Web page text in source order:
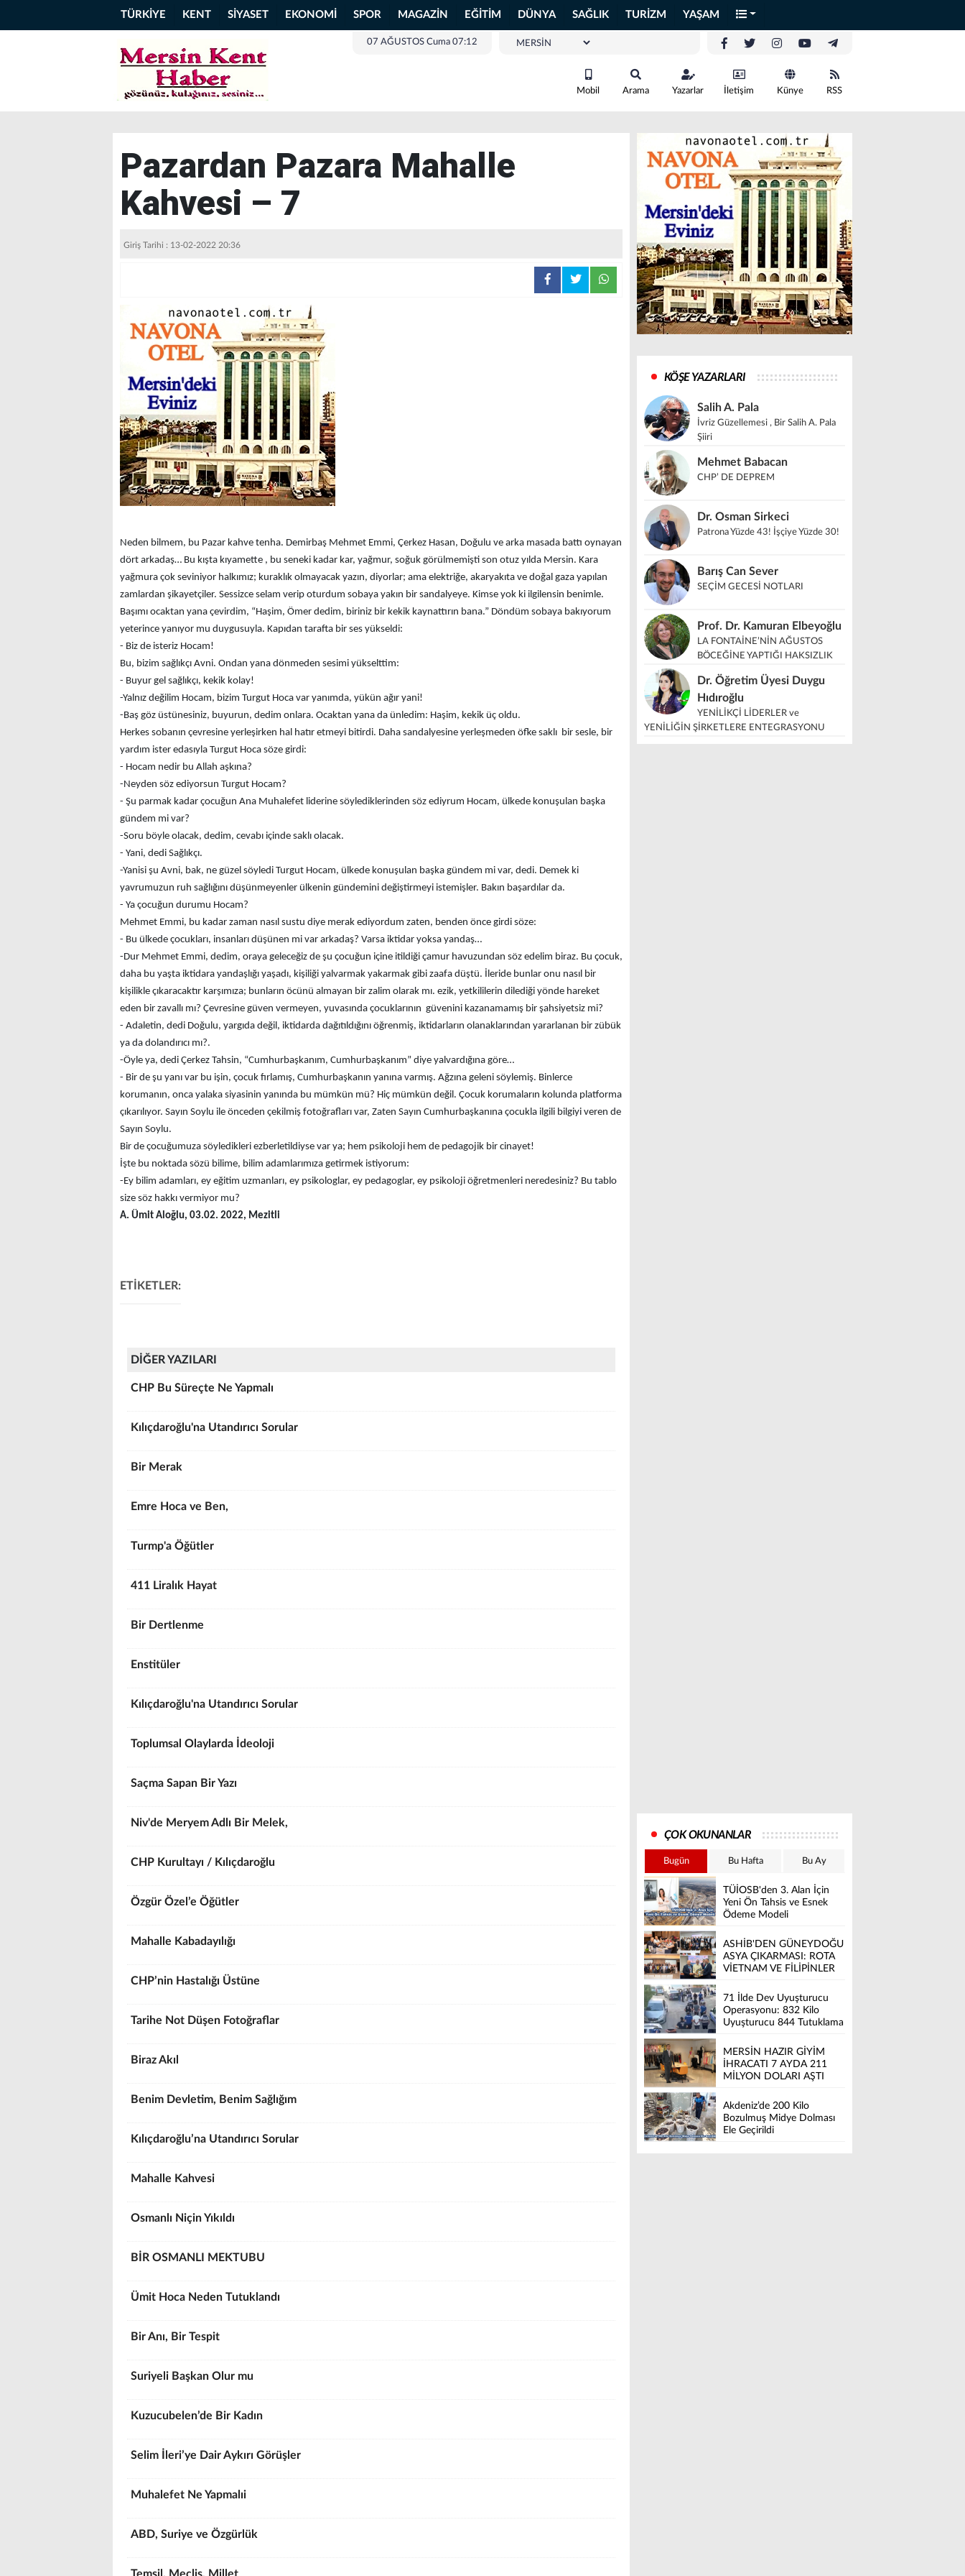
TÜRKİYE KENT SİYASET EKONOMİ SPOR MAGAZİN EĞİTİM DÜNYA SAĞLIK TURİZM YAŞAM
07 AĞUSTOS Cuma 07:12
Mobil Arama Yazarlar İletişim Künye RSS
Pazardan Pazara Mahalle
Kahvesi – 7
Giriş Tarihi : 13-02-2022 20:36
Neden bilmem, bu Pazar kahve tenha. Demirbaş Mehmet Emmi, Çerkez Hasan, Doğulu ve arka masada battı oynayan
dört arkadaş… Bu kışta kıyamette , bu seneki kadar kar, yağmur, soğuk görülmemişti son otuz yılda Mersin. Kara
yağmura çok seviniyor halkımız; kuraklık olmayacak yazın, diyorlar; ama elektriğe, akaryakıta ve doğal gaza yapılan
zamlardan şikayetçiler. Sessizce selam verip oturdum sobaya yakın bir sandalyeye. Kimse yok ki ilgilensin benimle.
Başımı ocaktan yana çevirdim, “Haşim, Ömer dedim, biriniz bir kekik kaynattırın bana.” Döndüm sobaya bakıyorum
yeterince yanıyor mu duygusuyla. Kapıdan tarafta bir ses yükseldi:
- Biz de isteriz Hocam!
Bu, bizim sağlıkçı Avni. Ondan yana dönmeden sesimi yükselttim:
- Buyur gel sağlıkçı, kekik kolay!
-Yalnız değilim Hocam, bizim Turgut Hoca var yanımda, yükün ağır yani!
-Baş göz üstünesiniz, buyurun, dedim onlara. Ocaktan yana da ünledim: Haşim, kekik üç oldu.
Herkes sobanın çevresine yerleşirken hal hatır etmeyi bitirdi. Daha sandalyesine yerleşmeden öfke saklı bir sesle, bir
yardım ister edasıyla Turgut Hoca söze girdi:
- Hocam nedir bu Allah aşkına?
-Neyden söz ediyorsun Turgut Hocam?
- Şu parmak kadar çocuğun Ana Muhalefet liderine söylediklerinden söz ediyrum Hocam, ülkede konuşulan başka
gündem mi var?
-Soru böyle olacak, dedim, cevabı içinde saklı olacak.
- Yani, dedi Sağlıkçı.
-Yanisi şu Avni, bak, ne güzel söyledi Turgut Hocam, ülkede konuşulan başka gündem mi var, dedi. Demek ki
yavrumuzun ruh sağlığını düşünmeyenler ülkenin gündemini değiştirmeyi istemişler. Bakın başardılar da.
- Ya çocuğun durumu Hocam?
Mehmet Emmi, bu kadar zaman nasıl sustu diye merak ediyordum zaten, benden önce girdi söze:
- Bu ülkede çocukları, insanları düşünen mi var arkadaş? Varsa iktidar yoksa yandaş…
-Dur Mehmet Emmi, dedim, oraya geleceğiz de şu çocuğun içine itildiği çamur havuzundan söz edelim biraz. Bu çocuk,
daha bu yaşta iktidara yandaşlığı yaşadı, kişiliği yalvarmak yakarmak gibi zaafa düştü. İleride bunlar onu nasıl bir
kişilikle çıkaracaktır karşımıza; bunların öcünü almayan bir zalim olarak mı. ezik, yetkililerin dilediği yönde hareket
eden bir zavallı mı? Çevresine güven vermeyen, yuvasında çocuklarının güvenini kazanamamış bir şahsiyetsiz mi?
- Adaletin, dedi Doğulu, yargıda değil, iktidarda dağıtıldığını öğrenmiş, iktidarların olanaklarından yararlanan bir zübük
ya da dolandırıcı mı?.
-Öyle ya, dedi Çerkez Tahsin, “Cumhurbaşkanım, Cumhurbaşkanım” diye yalvardığına göre…
- Bir de şu yanı var bu işin, çocuk fırlamış, Cumhurbaşkanın yanına varmış. Ağzına geleni söylemiş. Binlerce
korumanın, onca yalaka siyasinin yanında bu mümkün mü? Hiç mümkün değil. Çocuk korumaların kolunda platforma
çıkarılıyor. Sayın Soylu ile önceden çekilmiş fotoğrafları var, Zaten Sayın Cumhurbaşkanına çocukla ilgili bilgiyi veren de
Sayın Soylu.
Bir de çocuğumuza söyledikleri ezberletildiyse var ya; hem psikoloji hem de pedagojik bir cinayet!
İşte bu noktada sözü bilime, bilim adamlarımıza getirmek istiyorum:
-Ey bilim adamları, ey eğitim uzmanları, ey psikologlar, ey pedagoglar, ey psikoloji öğretmenleri neredesiniz? Bu tablo
size söz hakkı vermiyor mu?
A. Ümit Aloğlu, 03.02. 2022, Mezitli
ETİKETLER:
DİĞER YAZILARI
CHP Bu Süreçte Ne Yapmalı
Kılıçdaroğlu'na Utandırıcı Sorular
Bir Merak
Emre Hoca ve Ben,
Turmp'a Öğütler
411 Liralık Hayat
Bir Dertlenme
Enstitüler
Kılıçdaroğlu'na Utandırıcı Sorular
Toplumsal Olaylarda İdeoloji
Saçma Sapan Bir Yazı
Niv'de Meryem Adlı Bir Melek,
CHP Kurultayı / Kılıçdaroğlu
Özgür Özel’e Öğütler
Mahalle Kabadayılığı
CHP’nin Hastalığı Üstüne
Tarihe Not Düşen Fotoğraflar
Biraz Akıl
Benim Devletim, Benim Sağlığım
Kılıçdaroğlu’na Utandırıcı Sorular
Mahalle Kahvesi
Osmanlı Niçin Yıkıldı
BİR OSMANLI MEKTUBU
Ümit Hoca Neden Tutuklandı
Bir Anı, Bir Tespit
Suriyeli Başkan Olur mu
Kuzucubelen’de Bir Kadın
Selim İleri’ye Dair Aykırı Görüşler
Muhalefet Ne Yapmalıi
ABD, Suriye ve Özgürlük
KÖŞE YAZARLARI
Salih A. Pala
İvriz Güzellemesi , Bir Salih A. Pala
Şiiri
Mehmet Babacan
CHP’ DE DEPREM
Dr. Osman Sirkeci
Patrona Yüzde 43! İşçiye Yüzde 30!
Barış Can Sever
SEÇİM GECESİ NOTLARI
Prof. Dr. Kamuran Elbeyoğlu
LA FONTAİNE’NİN AĞUSTOS
BÖCEĞİNE YAPTIĞI HAKSIZLIK
Dr. Öğretim Üyesi Duygu
Hıdıroğlu
YENİLİKÇİ LİDERLER ve
YENİLİĞİN ŞİRKETLERE ENTEGRASYONU
ÇOK OKUNANLAR
Bugün Bu Hafta Bu Ay
TÜİOSB'den 3. Alan İçin
Yeni Ön Tahsis ve Esnek
Ödeme Modeli
ASHİB'DEN GÜNEYDOĞU
ASYA ÇIKARMASI: ROTA
VİETNAM VE FİLİPİNLER
71 İlde Dev Uyuşturucu
Operasyonu: 832 Kilo
Uyuşturucu 844 Tutuklama
MERSİN HAZIR GİYİM
İHRACATI 7 AYDA 211
MİLYON DOLARI AŞTI
Akdeniz’de 200 Kilo
Bozulmuş Midye Dolması
Ele Geçirildi